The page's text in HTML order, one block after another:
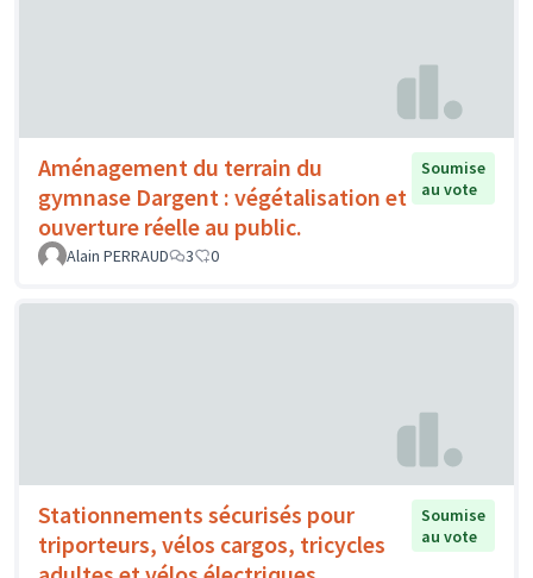
Aménagement du terrain du
gymnase Dargent : végétalisation et
ouverture réelle au public.
Soumise
au vote
Alain PERRAUD 3 0
Stationnements sécurisés pour
triporteurs, vélos cargos, tricycles
Soumise
au vote